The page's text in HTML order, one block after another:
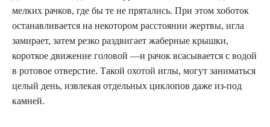
мелких рачков, где бы те не прятались. При этом хоботок
останавливается на некотором расстоянии жертвы, игла
замирает, затем резко раздвигает жаберные крышки,
короткое движение головой —и рачок всасывается с водой
в ротовое отверстие. Такой охотой иглы, могут заниматься
целый день, извлекая отдельных циклопов даже из-под
камней.